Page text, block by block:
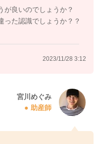
が良いのでしょうか？
った認識でしょうか？？
2023/11/28 3:12
宮川めぐみ
助産師